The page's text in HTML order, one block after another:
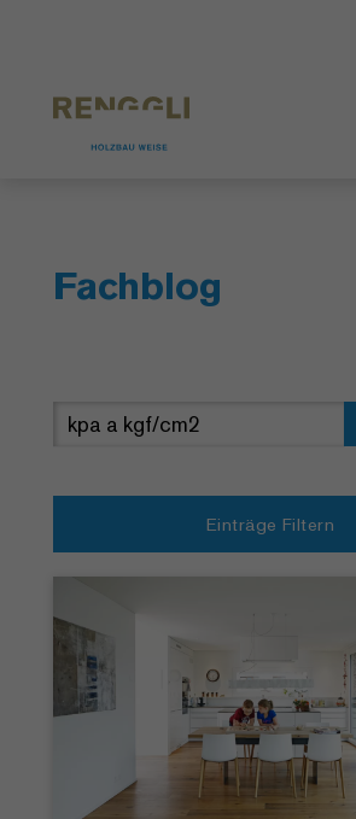
Fachblog
Einträge Filtern